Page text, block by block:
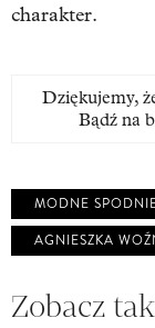
charakter.
Dziękujemy,
Bądź na
MODNE
AGNIESZKA
Zobacz